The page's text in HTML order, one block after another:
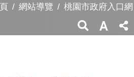
網站導覽 桃園市政府入口網